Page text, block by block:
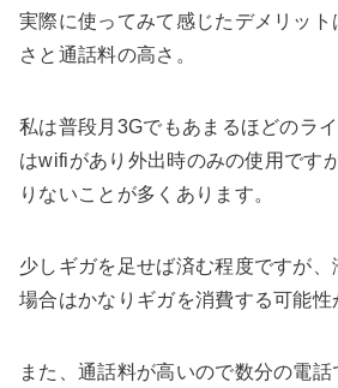
実際に使ってみて感じたデメリッ
さと通話料の高さ。
私は普段月3Gでもあまるほどのラ
はwifiがあり外出時のみの使用です
りないことが多くあります。
少しギガを足せば済む程度ですが
場合はかなりギガを消費する可能性
また、通話料が高いので数分の電